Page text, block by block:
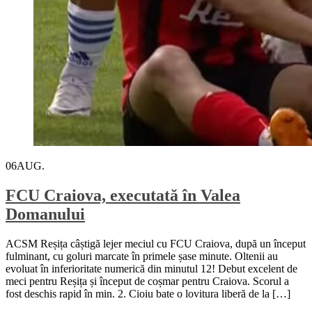
06AUG.
FCU Craiova, executată în Valea
Domanului
ACSM Reșița câștigă lejer meciul cu FCU Craiova, după un început
fulminant, cu goluri marcate în primele șase minute. Oltenii au
evoluat în inferioritate numerică din minutul 12! Debut excelent de
meci pentru Reșița și început de coșmar pentru Craiova. Scorul a
fost deschis rapid în min. 2. Cioiu bate o lovitura liberă de la […]